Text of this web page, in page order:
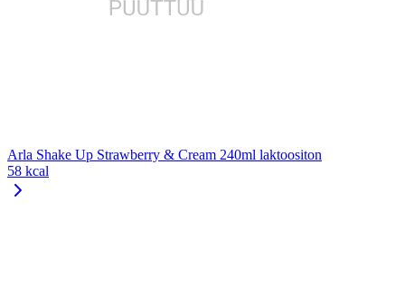
Arla Shake Up Strawberry & Cream 240ml laktoositon
58 kcal